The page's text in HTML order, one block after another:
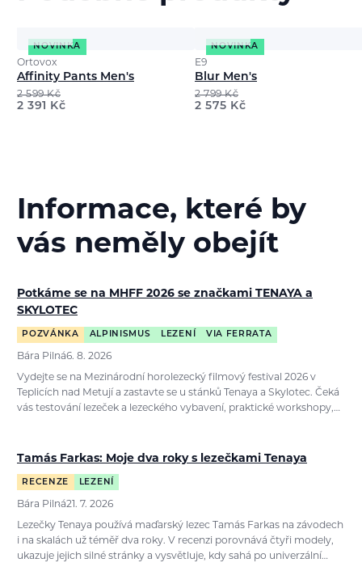
NOVINKA
Ortovox
Affinity Pants Men's
2 599Kč
2 391 Kč
NOVINKA
E9
Blur Men's
2 799Kč
2 575 Kč
Informace, které by
vás neměly obejít
Potkáme se na MHFF 2026 se značkami TENAYA a
SKYLOTEC
POZVÁNKA ALPINISMUS LEZENÍ VIA FERRATA
Bára Pilná6. 8. 2026
Vydejte se na Mezinárodní horolezecký filmový festival 2026 v
Teplicích nad Metují a zastavte se u stánků Tenaya a Skylotec. Čeká
vás testování lezeček a lezeckého vybavení, praktické workshopy,…
Tamás Farkas: Moje dva roky s lezečkami Tenaya
RECENZE LEZENÍ
Bára Pilná21. 7. 2026
Lezečky Tenaya používá maďarský lezec Tamás Farkas na závodech
i na skalách už téměř dva roky. V recenzi porovnává čtyři modely,
ukazuje jejich silné stránky a vysvětluje, kdy sahá po univerzální…